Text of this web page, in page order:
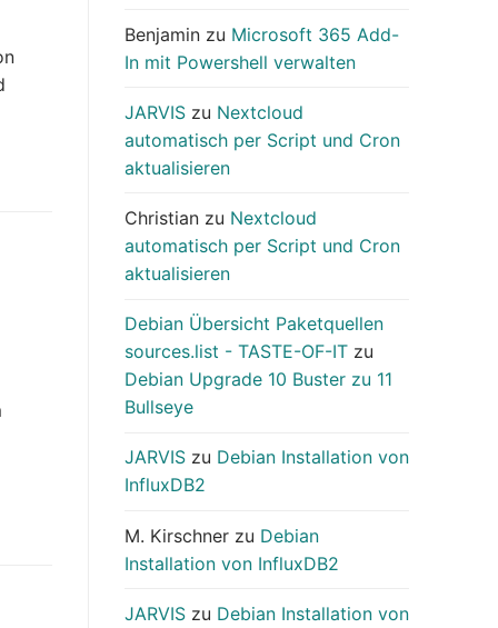
Benjamin zu Microsoft 365 Add-
In mit Powershell verwalten
JARVIS zu Nextcloud
automatisch per Script und Cron
aktualisieren
Christian zu Nextcloud
automatisch per Script und Cron
aktualisieren
Debian Übersicht Paketquellen
sources.list - TASTE-OF-IT zu
Debian Upgrade 10 Buster zu 11
Bullseye
JARVIS zu Debian Installation von
InfluxDB2
M. Kirschner zu Debian
Installation von InfluxDB2
JARVIS zu Debian Installation von